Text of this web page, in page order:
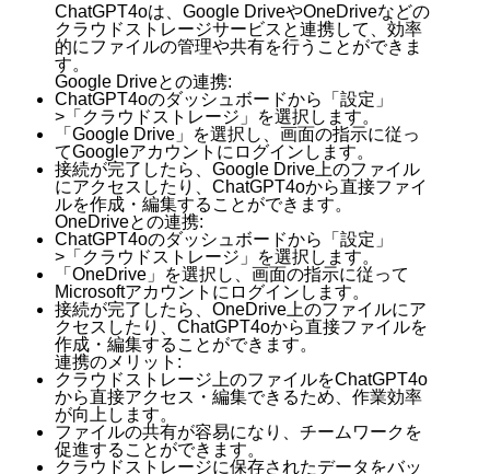
ChatGPT4oは、Google DriveやOneDriveなどの
クラウドストレージサービスと連携して、効率
的にファイルの管理や共有を行うことができま
す。
Google Driveとの連携:
ChatGPT4oのダッシュボードから「設定」
>「クラウドストレージ」を選択します。
「Google Drive」を選択し、画面の指示に従っ
てGoogleアカウントにログインします。
接続が完了したら、Google Drive上のファイル
にアクセスしたり、ChatGPT4oから直接ファイ
ルを作成・編集することができます。
OneDriveとの連携:
ChatGPT4oのダッシュボードから「設定」
>「クラウドストレージ」を選択します。
「OneDrive」を選択し、画面の指示に従って
Microsoftアカウントにログインします。
接続が完了したら、OneDrive上のファイルにア
クセスしたり、ChatGPT4oから直接ファイルを
作成・編集することができます。
連携のメリット:
クラウドストレージ上のファイルをChatGPT4o
から直接アクセス・編集できるため、作業効率
が向上します。
ファイルの共有が容易になり、チームワークを
促進することができます。
クラウドストレージに保存されたデータをバッ